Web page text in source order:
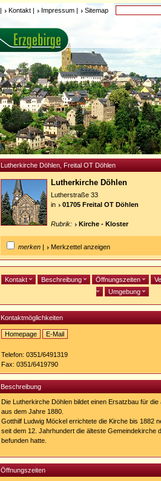
| Kontakt | Impressum | Sitemap
Lutherkirche Döhlen, Freital OT Döhlen
Lutherkirche Döhlen
Lutherstraße 33
in
01705 Freital OT Döhlen
Rubrik: Kirche - Kloster
merken | Merkzettel anzeigen
Kontakt Beschreibung Öffnungszeiten
Umgebung
Kontaktmöglichkeiten
Homepage
http://www.kirchspiel-
freital.de/doehlen/
E-Mail
Telefon: 0351/6491319
Fax: 0351/6419790
Beschreibung
Die Lutherkirche Döhlen bildet einen Ersatzbau für
aus dem Jahre 1880.
Gotthilf Ludwig Möckel errichtete die Kirche bis 1882
seit dem 12. Jahrhundert die älteste Gemeindekirche
befunden hatte.
Öffnungszeiten